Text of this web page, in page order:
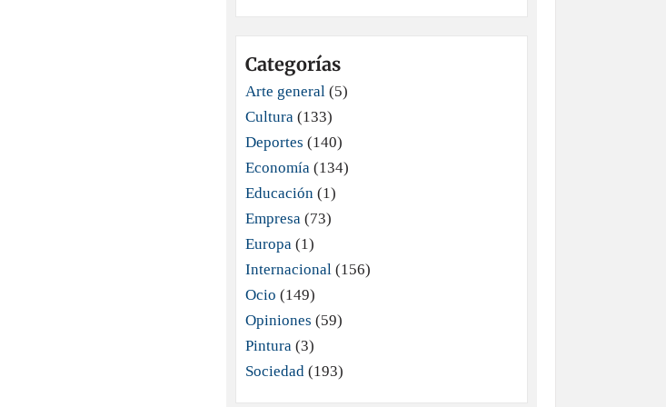
Categorías
Arte general (5)
Cultura (133)
Deportes (140)
Economía (134)
Educación (1)
Empresa (73)
Europa (1)
Internacional (156)
Ocio (149)
Opiniones (59)
Pintura (3)
Sociedad (193)